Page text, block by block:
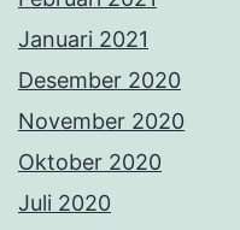
Januari 2021
Desember 2020
November 2020
Oktober 2020
Juli 2020